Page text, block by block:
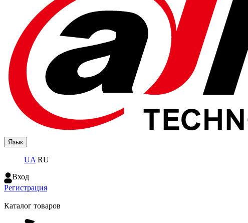
Язык
UA RU
Вход
Регистрация
Каталог товаров